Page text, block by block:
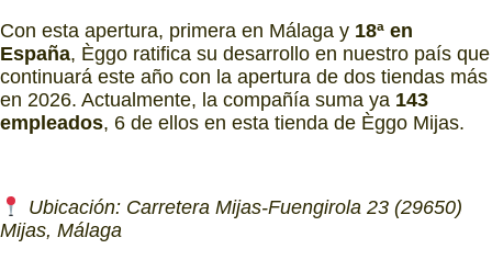
Con esta apertura, primera en Málaga y 18ª en
España, Èggo ratifica su desarrollo en nuestro país que
continuará este año con la apertura de dos tiendas más
en 2026. Actualmente, la compañía suma ya 143
empleados, 6 de ellos en esta tienda de Èggo Mijas.
Ubicación: Carretera Mijas-Fuengirola 23 (29650)
Mijas, Málaga